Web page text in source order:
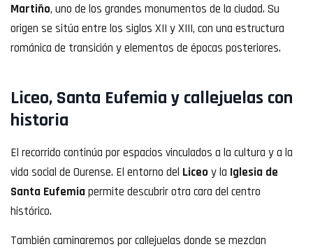
Martiño, uno de los grandes monumentos de la ciudad. Su
origen se sitúa entre los siglos XII y XIII, con una estructura
románica de transición y elementos de épocas posteriores.
Liceo, Santa Eufemia y callejuelas con
historia
El recorrido continúa por espacios vinculados a la cultura y a la
vida social de Ourense. El entorno del Liceoy la Iglesia de
Santa Eufemiapermite descubrir otra cara del centro
histórico.
También caminaremos por callejuelas donde se mezclan